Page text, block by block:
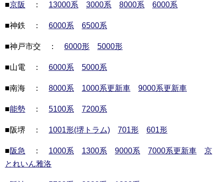
■京阪 ： 13000系 3000系 8000系 6000系
■神鉄 ： 6000系 6500系
■神戸市交 ： 6000形 5000形
■山電 ： 6000系 5000系
■南海 ： 8000系 1000系更新車 9000系更新車
■能勢 ： 5100系 7200系
■阪堺 ： 1001形(堺トラム) 701形 601形
■阪急 ： 1000系 1300系 9000系 7000系更新車
京
とれいん雅洛